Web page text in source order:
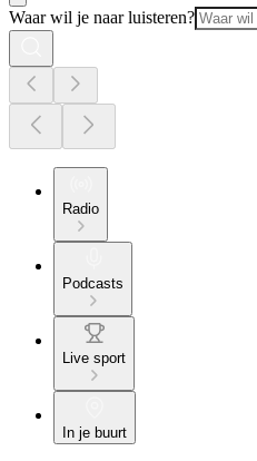
Waar wil je naar luisteren?
Radio
Podcasts
Live sport
In je buurt